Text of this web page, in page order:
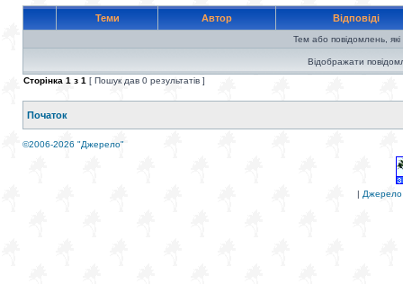
Теми Автор Відповіді
Тем або повідомлень,
Відображати
Сторінка 1 з 1 [ Пошук дав 0 результатів ]
Початок
©2006-2026 "Джерело"
| Джерело